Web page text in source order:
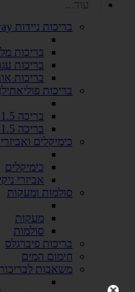
עוד...
בריכות ניידות bestway
בריכות
בריכות
בריכות
בריכות פוליאתילן
בריכה 2.4X4.5X1.5
בריכה 3X6X1.5
כימיקלים
כימיקלים
אביזרי
סולמות ומעקות
מעקות
סולמות
בריכות פיברגלס
חימום המים
משאבות